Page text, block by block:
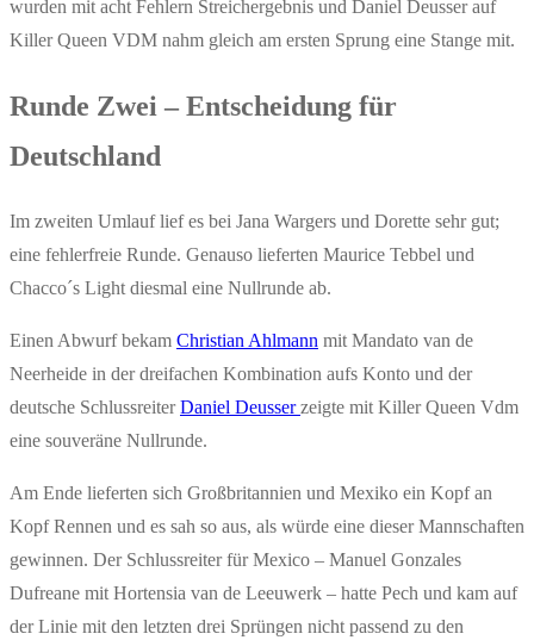
wurden mit acht Fehlern Streichergebnis und Daniel Deusser auf
Killer Queen VDM nahm gleich am ersten Sprung eine Stange mit.
Runde Zwei – Entscheidung für
Deutschland
Im zweiten Umlauf lief es bei Jana Wargers und Dorette sehr gut;
eine fehlerfreie Runde. Genauso lieferten Maurice Tebbel und
Chacco´s Light diesmal eine Nullrunde ab.
Einen Abwurf bekam Christian Ahlmann mit Mandato van de
Neerheide in der dreifachen Kombination aufs Konto und der
deutsche SchlussreiterDaniel Deusserzeigte mit Killer Queen Vdm
eine souveräne Nullrunde.
Am Ende lieferten sich Großbritannien und Mexiko ein Kopf an
Kopf Rennen und es sah so aus, als würde eine dieser Mannschaften
gewinnen. Der Schlussreiter für Mexico – Manuel Gonzales
Dufreane mit Hortensia van de Leeuwerk – hatte Pech und kam auf
der Linie mit den letzten drei Sprüngen nicht passend zu den